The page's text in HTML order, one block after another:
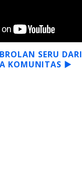
SERU DARI
KOMUNITAS ▶